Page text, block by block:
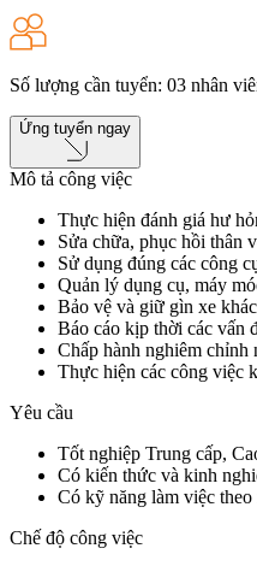
Số lượng cần tuyển: 03 nhân
Ứng tuyển ngay
Mô tả công việc
Thực hiện đánh giá hư
Sửa chữa, phục hồi thân
Sử dụng đúng các công
Quản lý dụng cụ, máy
Bảo vệ và giữ gìn xe
Báo cáo kịp thời các vấn
Chấp hành nghiêm chỉnh
Thực hiện các công việc
Yêu cầu
Tốt nghiệp Trung cấp,
Có kiến thức và kinh
Có kỹ năng làm việc theo
Chế độ công việc